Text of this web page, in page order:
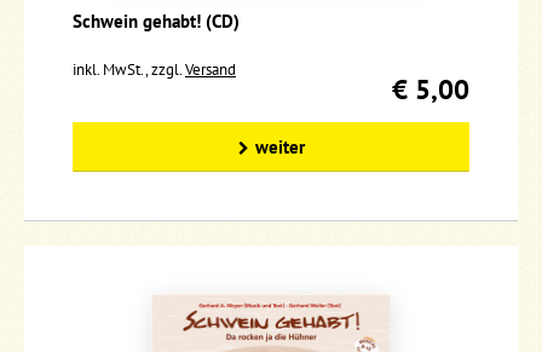
Schwein gehabt! (CD)
inkl. MwSt., zzgl.Versand
€ 5,00
weiter